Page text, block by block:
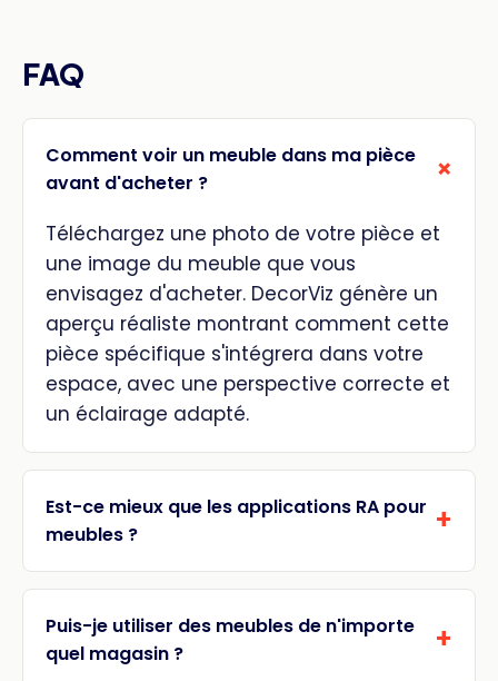
FAQ
Comment voir un meuble dans ma pièce
avant d'acheter ?
Téléchargez une photo de votre pièce et
une image du meuble que vous
envisagez d'acheter. DecorViz génère un
aperçu réaliste montrant comment cette
pièce spécifique s'intégrera dans votre
espace, avec une perspective correcte et
un éclairage adapté.
Est-ce mieux que les applications RA pour
meubles ?
Puis-je utiliser des meubles de n'importe
quel magasin ?